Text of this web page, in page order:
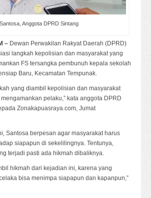
Santosa, Anggota DPRD Sintang
– Dewan Perwakilan Rakyat Daerah (DPRD)
langkah kepolisian dan masyarakat yang
FS tersangka pembunuh kepala sekolah
Baru, Kecamatan Tempunak.
yang diambil kepolisian dan masyarakat
pelaku,” kata anggota DPRD
Zonakapuasraya.com, Jumat
Santosa berpesan agar masyarakat harus
siapapun di sekelilingnya. Tentunya,
terjadi pasti ada hikmah dibaliknya.
hikmah dari kejadian ini, karena yang
bisa menimpa siapapun dan kapanpun,”